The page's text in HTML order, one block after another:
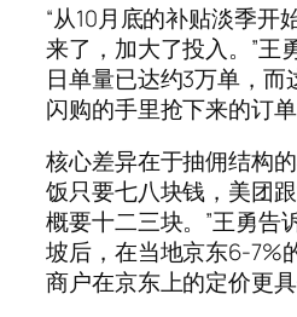
“从10月底的补贴淡季开
来了，加大了投入。”王
日单量已达约3万单，
闪购的手里抢下来的订单
核心差异在于抽佣结构
饭只要七八块钱，美团
概要十二三块。”王勇告
坡后，在当地京东6-7%
商户在京东上的定价更具